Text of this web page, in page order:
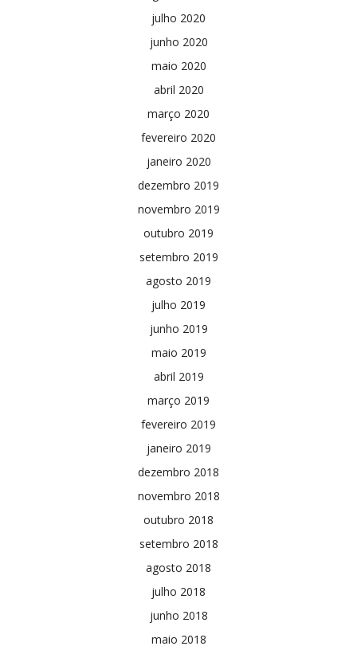
julho 2020
junho 2020
maio 2020
abril 2020
março 2020
fevereiro 2020
janeiro 2020
dezembro 2019
novembro 2019
outubro 2019
setembro 2019
agosto 2019
julho 2019
junho 2019
maio 2019
abril 2019
março 2019
fevereiro 2019
janeiro 2019
dezembro 2018
novembro 2018
outubro 2018
setembro 2018
agosto 2018
julho 2018
junho 2018
maio 2018